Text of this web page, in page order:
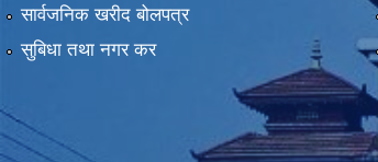
सार्वजनिक खरीद बोलपत्र
सुबिधा तथा नगर कर